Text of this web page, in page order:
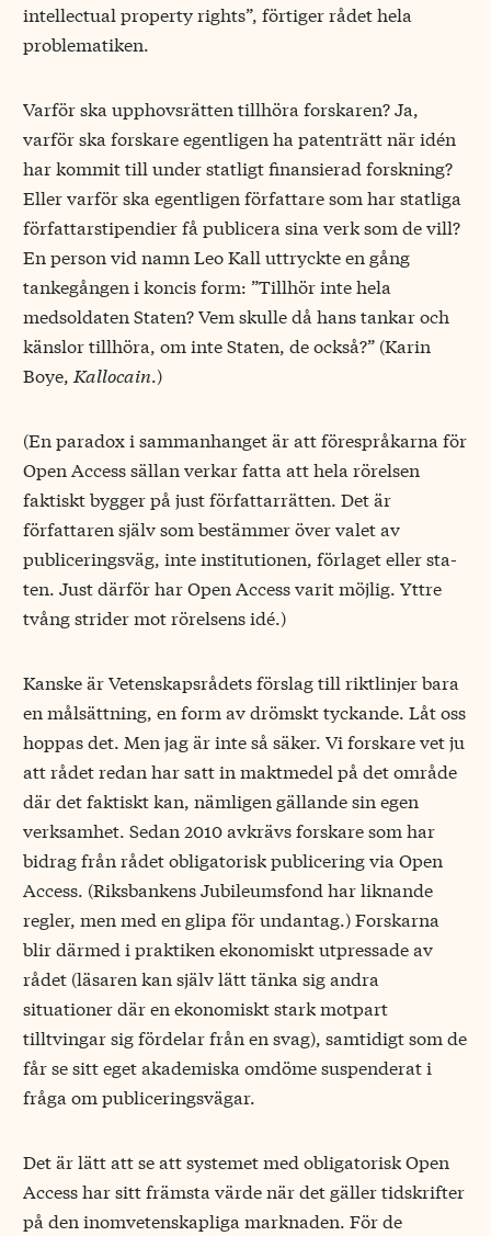
intellectual property rights”, förtiger rådet hela
problematiken.
Varför ska upphovsrätten tillhöra forskaren? Ja,
varför ska forskare egentligen ha patenträtt när idén
har kommit till under statligt finansierad forskning?
Eller varför ska egentligen författare som har statliga
författarstipendier få publicera sina verk som de vill?
En person vid namn Leo Kall uttryckte en gång
tankegången i koncis form: ”Tillhör inte hela
medsoldaten Staten? Vem skulle då hans tankar och
känslor tillhöra, om inte Staten, de också?” (Karin
Boye, Kallocain.)
(En paradox i sammanhanget är att förespråkarna för
Open Access sällan verkar fatta att hela rörelsen
faktiskt bygger på just författarrätten. Det är
författaren själv som bestämmer över valet av
publiceringsväg, inte institutionen, förlaget eller sta-
ten. Just därför har Open Access varit möjlig. Yttre
tvång strider mot rörelsens idé.)
Kanske är Vetenskapsrådets förslag till riktlinjer bara
en målsättning, en form av drömskt tyckande. Låt oss
hoppas det. Men jag är inte så säker. Vi forskare vet ju
att rådet redan har satt in maktmedel på det område
där det faktiskt kan, nämligen gällande sin egen
verksamhet. Sedan 2010 avkrävs forskare som har
bidrag från rådet obligatorisk publicering via Open
Access. (Riksbankens Jubileumsfond har liknande
regler, men med en glipa för undantag.) Forskarna
blir därmed i praktiken ekonomiskt utpressade av
rådet (läsaren kan själv lätt tänka sig andra
situationer där en ekonomiskt stark motpart
tilltvingar sig fördelar från en svag), samtidigt som de
får se sitt eget akademiska omdöme suspenderat i
fråga om publiceringsvägar.
Det är lätt att se att systemet med obligatorisk Open
Access har sitt främsta värde när det gäller tidskrifter
på den inomvetenskapliga marknaden. För de